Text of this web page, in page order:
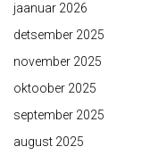
jaanuar 2026
detsember 2025
november 2025
oktoober 2025
september 2025
august 2025